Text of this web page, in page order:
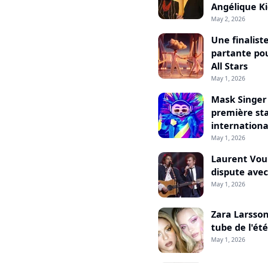
Angélique
May 2, 2026
Une
partante
All Stars
May 1, 2026
Mask
première
May 1, 2026
Laurent
dispute
May 1, 2026
Zara
tube de
May 1, 2026